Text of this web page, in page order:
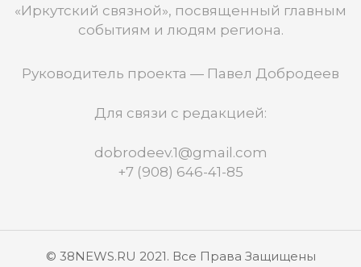
«Иркутский связной», посвященный главным
событиям и людям региона.
Руководитель проекта — Павел Добродеев
Для связи с редакцией:
dobrodeev.1@gmail.com
+7 (908) 646-41-85
© 38NEWS.RU 2021. Все Права Защищены